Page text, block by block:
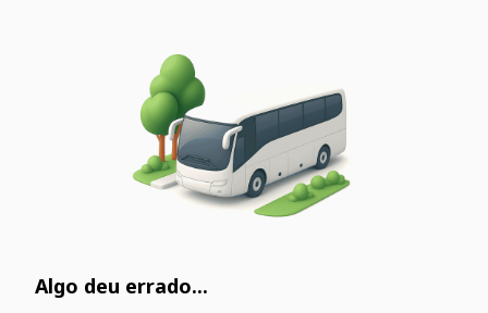
Algo deu errado...